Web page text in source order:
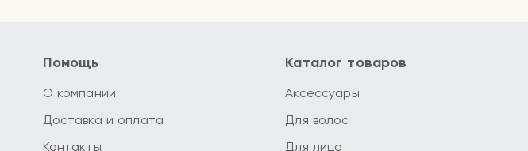
Помощь
О компании
Доставка и оплата
Контакты
Каталог товаров
Аксессуары
Для волос
Для лица